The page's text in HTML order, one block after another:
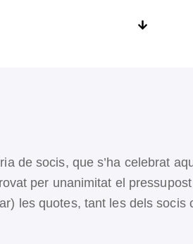
de socis, que s’ha celebrat
per unanimitat el
les quotes, tant les dels socis